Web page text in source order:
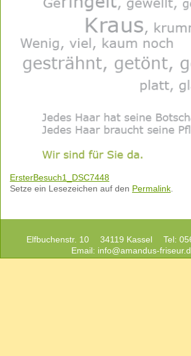
ErsterBesuch1_DSC7448
Setze ein Lesezeichen auf den Permalink.
Elfbuchenstr. 10 34119 Kassel
Tel:
Email: info@amandus-